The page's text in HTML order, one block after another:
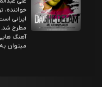
خواننده،
ایرانی
مطرح شد.
آهنگ
میتوان